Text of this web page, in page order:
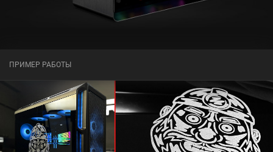
ПРИМЕР РАБОТЫ